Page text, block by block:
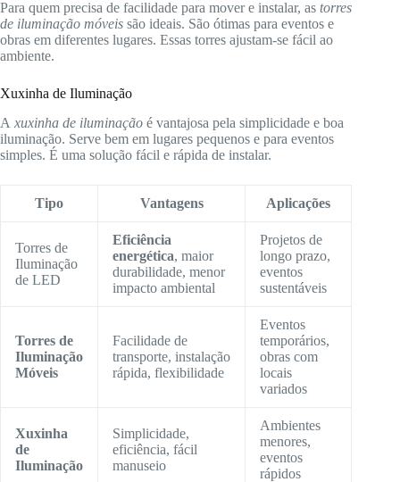
Para quem precisa de facilidade para mover e instalar, as torres
de iluminação móveis são ideais. São ótimas para eventos e
obras em diferentes lugares. Essas torres ajustam-se fácil ao
ambiente.
Xuxinha de Iluminação
A xuxinha de iluminação é vantajosa pela simplicidade e boa
iluminação. Serve bem em lugares pequenos e para eventos
simples. É uma solução fácil e rápida de instalar.
Tipo Vantagens Aplicações
Torres de
Iluminação
de LED
Eficiência
energética, maior
durabilidade, menor
impacto ambiental
Projetos de
longo prazo,
eventos
sustentáveis
Torres de
Iluminação
Móveis
Facilidade de
transporte, instalação
rápida, flexibilidade
Eventos
temporários,
obras com
locais
variados
Xuxinha
de
Iluminação
Simplicidade,
eficiência, fácil
manuseio
Ambientes
menores,
eventos
rápidos